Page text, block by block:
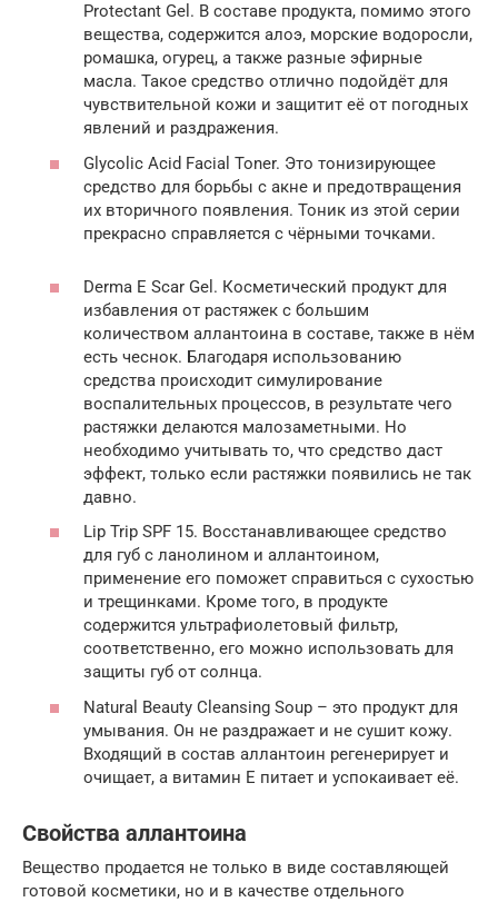
Protectant Gel. В составе продукта, помимо этого
вещества, содержится алоэ, морские водоросли,
ромашка, огурец, а также разные эфирные
масла. Такое средство отлично подойдёт для
чувствительной кожи и защитит её от погодных
явлений и раздражения.
Glycolic Acid Facial Toner. Это тонизирующее
средство для борьбы с акне и предотвращения
их вторичного появления. Тоник из этой серии
прекрасно справляется с чёрными точками.
Derma E Scar Gel. Косметический продукт для
избавления от растяжек с большим
количеством аллантоина в составе, также в нём
есть чеснок. Благодаря использованию
средства происходит симулирование
воспалительных процессов, в результате чего
растяжки делаются малозаметными. Но
необходимо учитывать то, что средство даст
эффект, только если растяжки появились не так
давно.
Lip Trip SPF 15. Восстанавливающее средство
для губ с ланолином и аллантоином,
применение его поможет справиться с сухостью
и трещинками. Кроме того, в продукте
содержится ультрафиолетовый фильтр,
соответственно, его можно использовать для
защиты губ от солнца.
Natural Beauty Cleansing Soup – это продукт для
умывания. Он не раздражает и не сушит кожу.
Входящий в состав аллантоин регенерирует и
очищает, а витамин Е питает и успокаивает её.
Свойства аллантоина
Вещество продается не только в виде составляющей
готовой косметики, но и в качестве отдельного